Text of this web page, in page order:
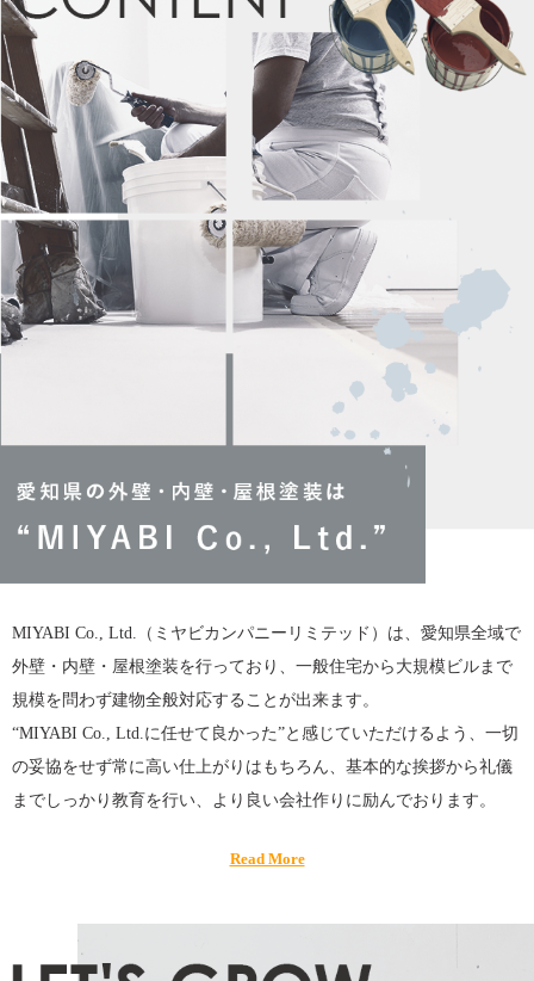
MIYABI Co., Ltd.（ミヤビカンパニーリミテッド）は、愛知県全域で
外壁・内壁・屋根塗装を行っており、一般住宅から大規模ビルまで
規模を問わず建物全般対応することが出来ます。
“MIYABI Co., Ltd.に任せて良かった”と感じていただけるよう、一切
の妥協をせず常に高い仕上がりはもちろん、基本的な挨拶から礼儀
までしっかり教育を行い、より良い会社作りに励んでおります。
Read More